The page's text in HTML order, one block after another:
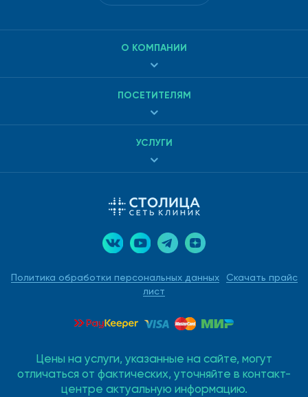
процедура для ребенка отличается определенным
нужными. Сориентироваться в клиниках и сделать
которые уже прибегали к такой диагностике своих детей.
Политика обработки персональных данных
Скачать прайс
лист
О КОМПАНИИ
ПОСЕТИТЕЛЯМ
УСЛУГИ
Цены на услуги, указанные на сайте, могут
отличаться от фактических, уточняйте в контакт-
центре актуальную информацию.